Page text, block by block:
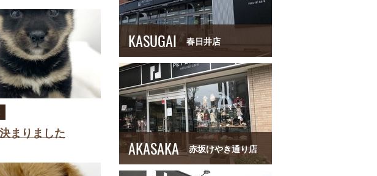
まりました
KASUGAI 春日井店
AKASAKA 赤坂けやき通り店